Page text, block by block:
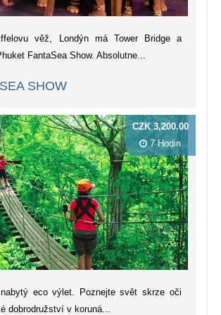
věž, Londýn má Tower Bridge a
FantaSea Show. Absolutne...
SHOW
nabytý eco výlet. Poznejte svět skrze oči
dobrodružství v koruná...
CZK 3,200.00
7 Hodin